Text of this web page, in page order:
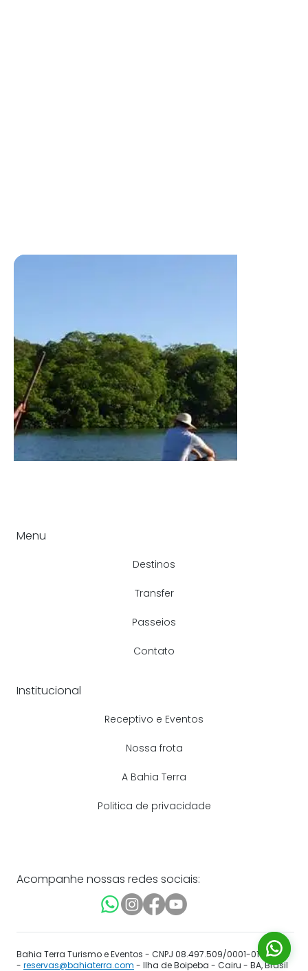
Acompanhe nossas redes sociais:
Institucional
Receptivo e Eventos
Nossa frota
A Bahia Terra
Politica de privacidade
Menu
Destinos
Transfer
Passeios
Contato
Bahia Terra Turismo e Eventos - CNPJ 08.497.509/0001-01
- reservas@bahiaterra.com - Ilha de Boipeba - Cairu - BA, Brasil